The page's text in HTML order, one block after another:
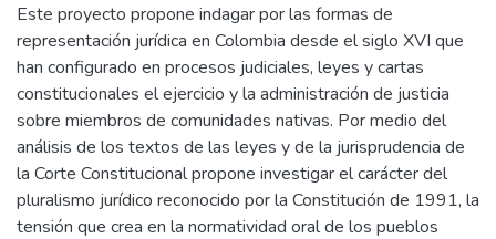
Este proyecto propone indagar por las formas de
representación jurídica en Colombia desde el siglo XVI que
han configurado en procesos judiciales, leyes y cartas
constitucionales el ejercicio y la administración de justicia
sobre miembros de comunidades nativas. Por medio del
análisis de los textos de las leyes y de la jurisprudencia de
la Corte Constitucional propone investigar el carácter del
pluralismo jurídico reconocido por la Constitución de 1991, la
tensión que crea en la normatividad oral de los pueblos